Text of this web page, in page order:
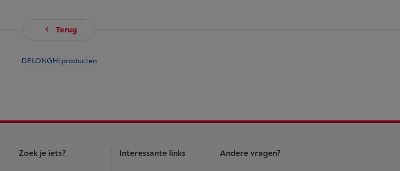
Terug
DELONGHI producten
Zoek je iets? Interessante links Andere vragen?